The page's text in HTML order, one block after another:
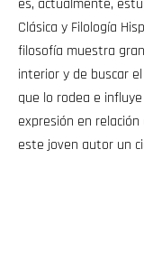
es, actualmente,
Clásica y Filología
filosofía muestra
interior y de buscar
que lo rodea e
expresión en
este joven autor un